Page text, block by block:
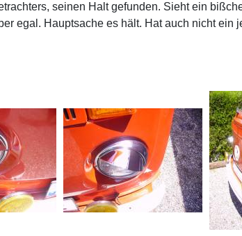
seinen Halt gefunden. Sieht ein
egal. Hauptsache es hält. Hat auch nicht ein